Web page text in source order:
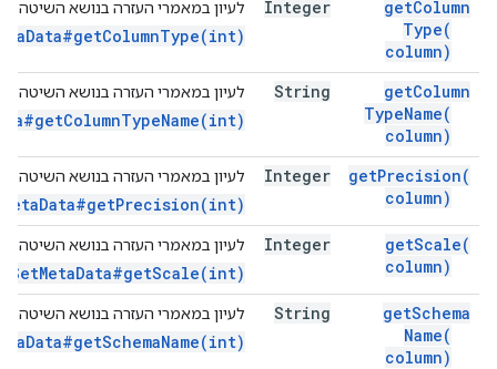
getColumn
Type(
column)
Integer לעיון במאמרי העזרה בנושא השיטה
getColumn
TypeName(
column)
String לעיון במאמרי העזרה בנושא השיטה
getPrecision(
column)
Integer לעיון במאמרי העזרה בנושא השיטה
getScale(
column)
Integer לעיון במאמרי העזרה בנושא השיטה
getSchema
Name(
column)
String לעיון במאמרי העזרה בנושא השיטה